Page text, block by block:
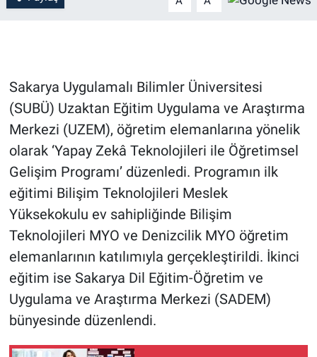
Sakarya Uygulamalı Bilimler Üniversitesi
(SUBÜ) Uzaktan Eğitim Uygulama ve Araştırma
Merkezi (UZEM), öğretim elemanlarına yönelik
olarak ‘Yapay Zekâ Teknolojileri ile Öğretimsel
Gelişim Programı’ düzenledi. Programın ilk
eğitimi Bilişim Teknolojileri Meslek
Yüksekokulu ev sahipliğinde Bilişim
Teknolojileri MYO ve Denizcilik MYO öğretim
elemanlarının katılımıyla gerçekleştirildi. İkinci
eğitim ise Sakarya Dil Eğitim-Öğretim ve
Uygulama ve Araştırma Merkezi (SADEM)
bünyesinde düzenlendi.